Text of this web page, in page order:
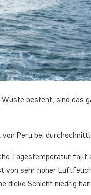
besteht, sind das
Peru bei
Tagestemperatur fällt
von sehr hoher
dicke Schicht niedrig